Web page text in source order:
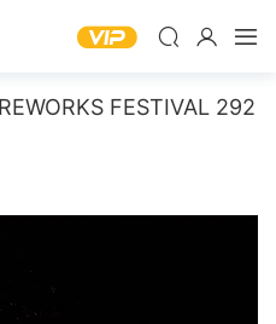
FESTIVAL 292